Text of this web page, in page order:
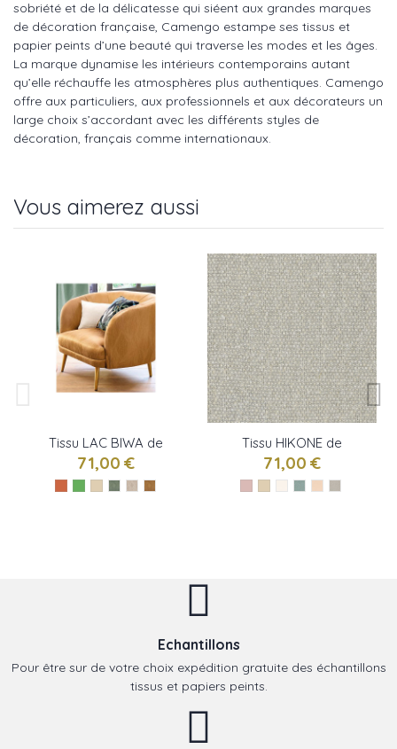
sobriété et de la délicatesse qui siéent aux grandes marques
de décoration française, Camengo estampe ses tissus et
papier peints d’une beauté qui traverse les modes et les âges.
La marque dynamise les intérieurs contemporains autant
qu’elle réchauffe les atmosphères plus authentiques. Camengo
offre aux particuliers, aux professionnels et aux décorateurs un
large choix s’accordant avec les différents styles de
décoration, français comme internationaux.
Vous aimerez aussi
Tissu LAC BIWA de
Camengo
71,00 €
Tissu HIKONE de
Camengo
71,00 €
Echantillons
Pour être sur de votre choix expédition gratuite des échantillons
tissus et papiers peints.